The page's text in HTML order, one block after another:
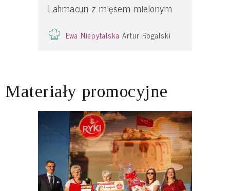
Lahmacun z mięsem mielonym
Ewa Niepytalska Artur Rogalski
Materiały promocyjne